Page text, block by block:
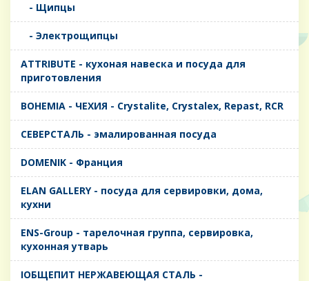
- Щипцы
- Электрощипцы
ATTRIBUTE - кухоная навеска и посуда для
приготовления
BOHEMIA - ЧЕХИЯ - Crystalite, Crystalex, Repast, RCR
CЕВЕРСТАЛЬ - эмалированная посуда
DOMENIK - Франция
ELAN GALLERY - посуда для сервировки, дома,
кухни
ENS-Group - тарелочная группа, сервировка,
кухонная утварь
IОБЩЕПИТ НЕРЖАВЕЮЩАЯ СТАЛЬ -